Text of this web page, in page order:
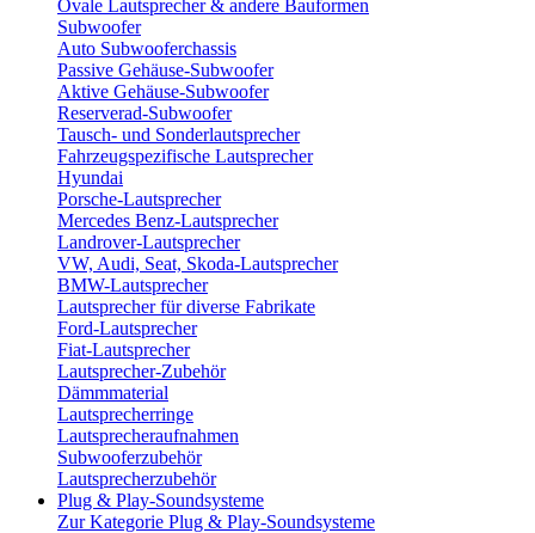
Ovale Lautsprecher & andere Bauformen
Subwoofer
Auto Subwooferchassis
Passive Gehäuse-Subwoofer
Aktive Gehäuse-Subwoofer
Reserverad-Subwoofer
Tausch- und Sonderlautsprecher
Fahrzeugspezifische Lautsprecher
Hyundai
Porsche-Lautsprecher
Mercedes Benz-Lautsprecher
Landrover-Lautsprecher
VW, Audi, Seat, Skoda-Lautsprecher
BMW-Lautsprecher
Lautsprecher für diverse Fabrikate
Ford-Lautsprecher
Fiat-Lautsprecher
Lautsprecher-Zubehör
Dämmmaterial
Lautsprecherringe
Lautsprecheraufnahmen
Subwooferzubehör
Lautsprecherzubehör
Plug & Play-Soundsysteme
Zur Kategorie Plug & Play-Soundsysteme